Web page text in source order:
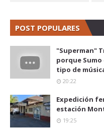
POST POPULARES
"Superman"
porque
tipo de
20:22
Expedición
estación
19:25